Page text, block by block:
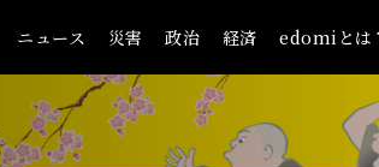
ニュース 災害 政治 経済 edomiとは